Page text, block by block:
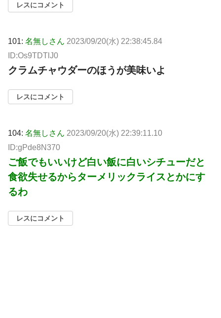
レスにコメント
101: 名無しさん 2023/09/20(水) 22:38:45.84
ID:Os9TDTlJ0
クラムチャウダーのほうが美味いよ
レスにコメント
104: 名無しさん 2023/09/20(水) 22:39:11.10
ID:gPde8N370
ご飯でもいいけど白い飯に白いシチューだと
食欲失せるからターメリックライスとかにす
るわ
レスにコメント